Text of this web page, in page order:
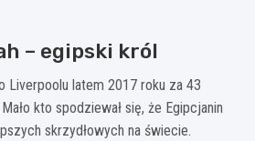
– egipski król
Liverpoolu latem 2017 roku za 43
kto spodziewał się, że Egipcjanin
skrzydłowych na świecie.